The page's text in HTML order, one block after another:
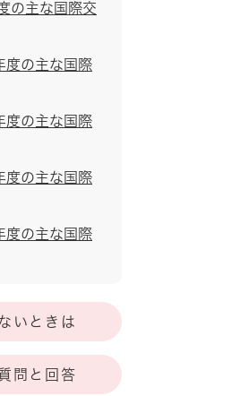
の主な国際交
の主な国際
の主な国際
の主な国際
の主な国際
いときは
問と回答